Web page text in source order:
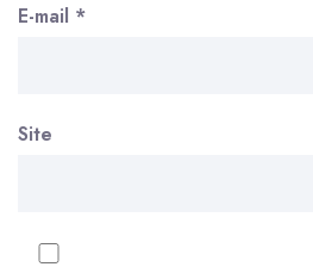
E-mail *
Site